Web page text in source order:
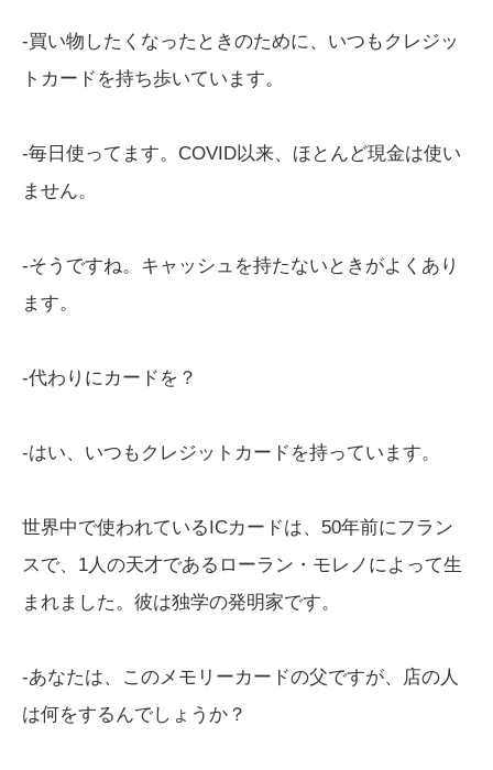
-買い物したくなったときのために、いつもクレジッ
トカードを持ち歩いています。
-毎日使ってます。COVID以来、ほとんど現金は使い
ません。
-そうですね。キャッシュを持たないときがよくあり
ます。
-代わりにカードを？
-はい、いつもクレジットカードを持っています。
世界中で使われているICカードは、50年前にフラン
スで、1人の天才であるローラン・モレノによって生
まれました。彼は独学の発明家です。
-あなたは、このメモリーカードの父ですが、店の人
は何をするんでしょうか？